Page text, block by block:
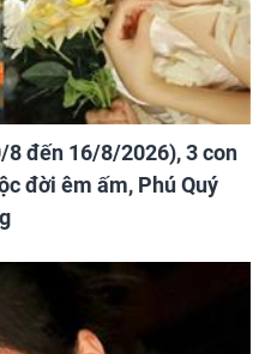
đến 16/8/2026), 3 con
đời êm ấm, Phú Quý